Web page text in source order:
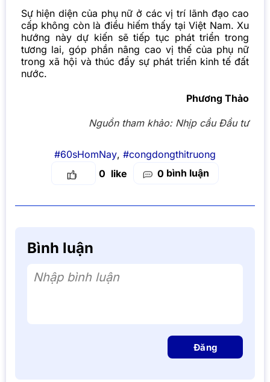
Sự hiện diện của phụ nữ ở các vị trí lãnh đạo cao
cấp không còn là điều hiếm thấy tại Việt Nam. Xu
hướng này dự kiến sẽ tiếp tục phát triển trong
tương lai, góp phần nâng cao vị thế của phụ nữ
trong xã hội và thúc đẩy sự phát triển kinh tế đất
nước.
Phương Thảo
Nguồn tham khảo: Nhịp cầu Đầu tư
#60sHomNay, #congdongthitruong
0
0 bình luận
Bình luận
Nhập bình luận
Đăng